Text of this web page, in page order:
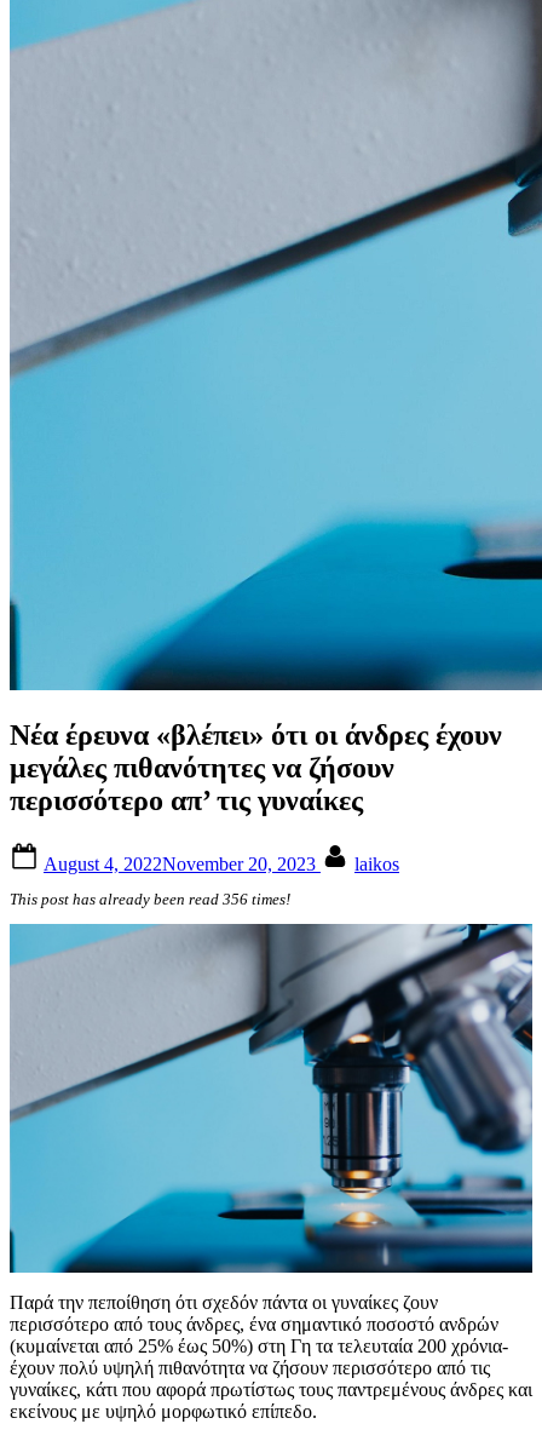
Νέα έρευνα «βλέπει» ότι οι άνδρες έχουν
μεγάλες πιθανότητες να ζήσουν
περισσότερο απ’ τις γυναίκες
on
August 4, 2022November 20, 2023 laikos
This post has already been read 356 times!
Παρά την πεποίθηση ότι σχεδόν πάντα οι γυναίκες ζουν
περισσότερο από τους άνδρες, ένα σημαντικό ποσοστό ανδρών
(κυμαίνεται από 25% έως 50%) στη Γη τα τελευταία 200 χρόνια-
έχουν πολύ υψηλή πιθανότητα να ζήσουν περισσότερο από τις
γυναίκες, κάτι που αφορά πρωτίστως τους παντρεμένους άνδρες και
εκείνους με υψηλό μορφωτικό επίπεδο.